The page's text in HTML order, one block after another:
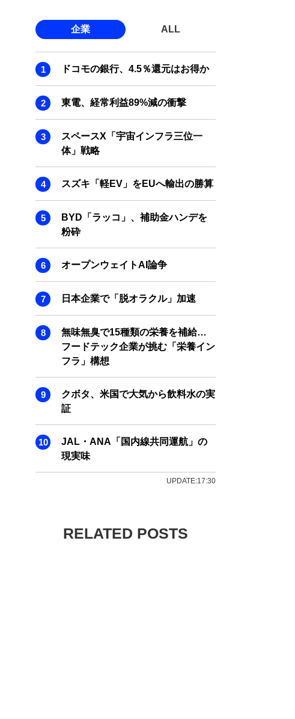
企業 ALL
ドコモの銀行、4.5％還元はお得か
東電、経常利益89%減の衝撃
スペースX「宇宙インフラ三位一
体」戦略
スズキ「軽EV」をEUへ輸出の勝算
BYD「ラッコ」、補助金ハンデを
粉砕
オープンウェイトAI論争
日本企業で「脱オラクル」加速
無味無臭で15種類の栄養を補給…
フードテック企業が挑む「栄養イン
フラ」構想
クボタ、米国で大気から飲料水の実
証
JAL・ANA「国内線共同運航」の
現実味
UPDATE:17:30
RELATED POSTS